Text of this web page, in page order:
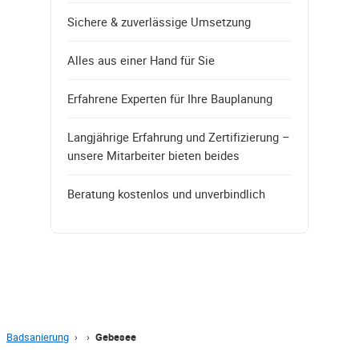
Sichere & zuverlässige Umsetzung
Alles aus einer Hand für Sie
Erfahrene Experten für Ihre Bauplanung
Langjährige Erfahrung und Zertifizierung –
unsere Mitarbeiter bieten beides
Beratung kostenlos und unverbindlich
Badsanierung › › Gebesee